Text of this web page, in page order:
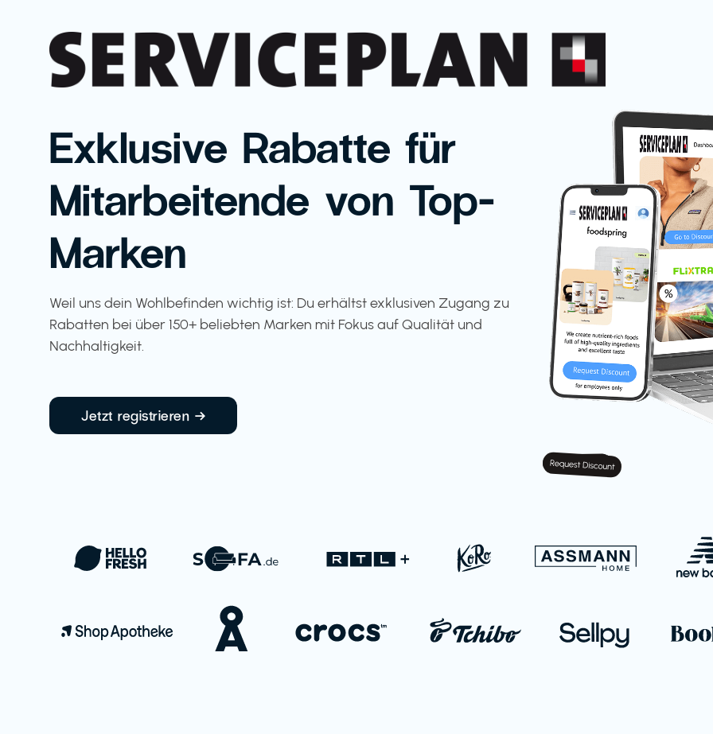
Exklusive Rabatte für
Mitarbeitende von Top-
Marken
Weil uns dein Wohlbefinden wichtig ist: Du erhältst exklusiven Zugang zu
Rabatten bei über 150+ beliebten Marken mit Fokus auf Qualität und
Nachhaltigkeit.
Jetzt registrieren →